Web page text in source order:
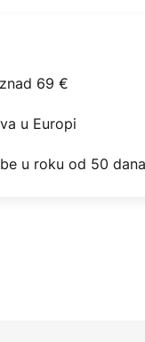
69 €
u Europi
u roku od 50 dana